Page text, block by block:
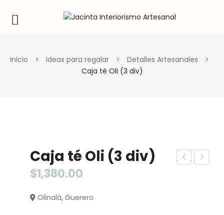
Inicio > Ideas para regalar > Detalles Artesanales
>
Caja té Oli (3 div)
Caja té Oli (3 div)
$1,380.00
Olinalá, Guerero